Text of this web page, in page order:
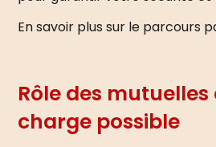
En savoir plus sur le parcours
Rôle des mutuelles
charge possible